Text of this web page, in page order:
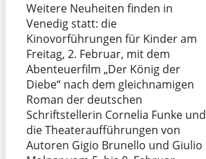
Weitere Neuheiten finden in
Venedig statt: die
Kinovorführungen für Kinder am
Freitag, 2. Februar, mit dem
Abenteuerfilm „Der König der
Diebe“ nach dem gleichnamigen
Roman der deutschen
Schriftstellerin Cornelia Funke und
die Theateraufführungen von
Autoren Gigio Brunello und Giulio